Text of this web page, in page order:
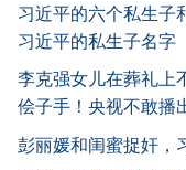
习近平的六个私生子
习近平的私生子名字
李克强女儿在葬礼上
侩子手！央视不敢播
彭丽媛和闺蜜捉奸，